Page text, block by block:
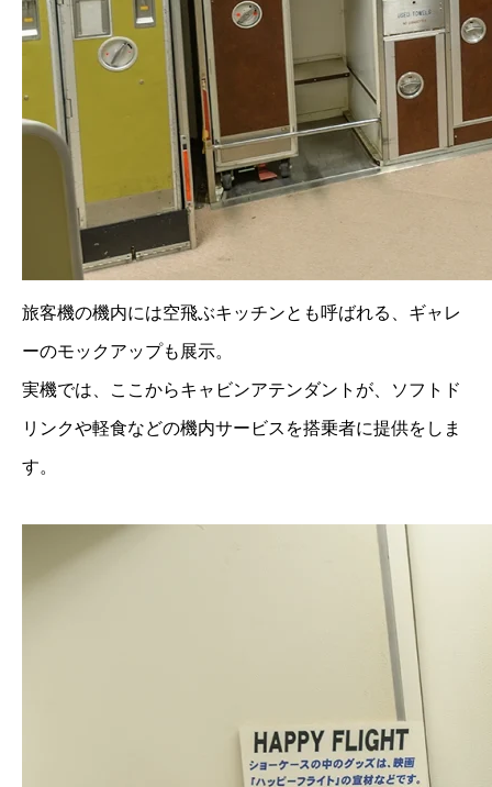
旅客機の機内には空飛ぶキッチンとも呼ばれる、ギャレ
ーのモックアップも展示。
実機では、ここからキャビンアテンダントが、ソフトド
リンクや軽食などの機内サービスを搭乗者に提供をしま
す。